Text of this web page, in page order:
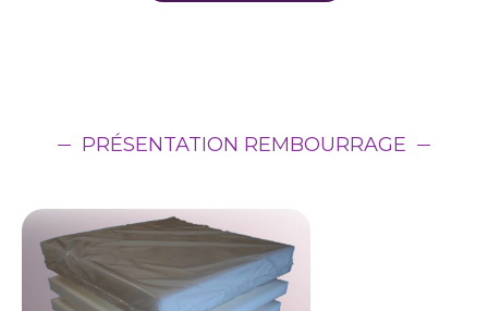
PRÉSENTATION REMBOURRAGE